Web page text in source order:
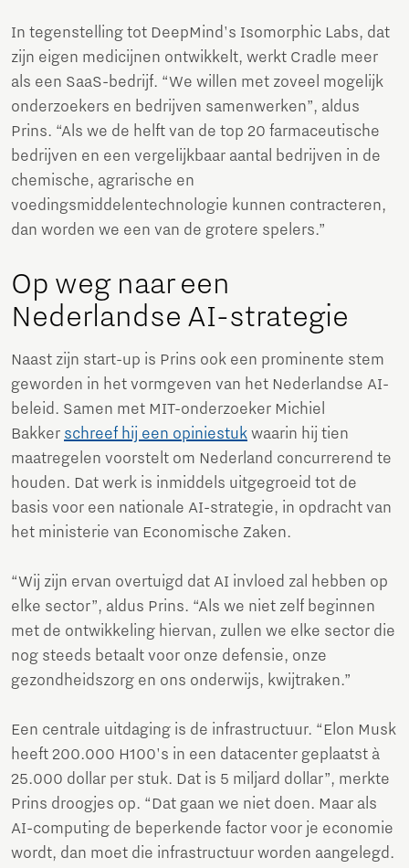
In tegenstelling tot DeepMind's Isomorphic Labs, dat
zijn eigen medicijnen ontwikkelt, werkt Cradle meer
als een SaaS-bedrijf. “We willen met zoveel mogelijk
onderzoekers en bedrijven samenwerken”, aldus
Prins. “Als we de helft van de top 20 farmaceutische
bedrijven en een vergelijkbaar aantal bedrijven in de
chemische, agrarische en
voedingsmiddelentechnologie kunnen contracteren,
dan worden we een van de grotere spelers.”
Op weg naar een
Nederlandse AI-strategie
Naast zijn start-up is Prins ook een prominente stem
geworden in het vormgeven van het Nederlandse AI-
beleid. Samen met MIT-onderzoeker Michiel
Bakker schreef hij een opiniestuk waarin hij tien
maatregelen voorstelt om Nederland concurrerend te
houden. Dat werk is inmiddels uitgegroeid tot de
basis voor een nationale AI-strategie, in opdracht van
het ministerie van Economische Zaken.
“Wij zijn ervan overtuigd dat AI invloed zal hebben op
elke sector”, aldus Prins. “Als we niet zelf beginnen
met de ontwikkeling hiervan, zullen we elke sector die
nog steeds betaalt voor onze defensie, onze
gezondheidszorg en ons onderwijs, kwijtraken.”
Een centrale uitdaging is de infrastructuur. “Elon Musk
heeft 200.000 H100's in een datacenter geplaatst à
25.000 dollar per stuk. Dat is 5 miljard dollar”, merkte
Prins droogjes op. “Dat gaan we niet doen. Maar als
AI-computing de beperkende factor voor je economie
wordt, dan moet die infrastructuur worden aangelegd.